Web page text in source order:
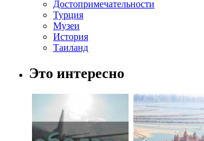
Достопримечательности
Турция
Музеи
История
Таиланд
Это интересно